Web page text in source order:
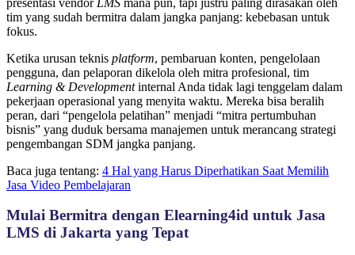
tim yang sudah bermitra dalam jangka panjang: kebebasan untuk
fokus.
Ketika urusan teknis platform, pembaruan konten, pengelolaan
pengguna, dan pelaporan dikelola oleh mitra profesional, tim
Learning & Developmentinternal Anda tidak lagi tenggelam dalam
pekerjaan operasional yang menyita waktu. Mereka bisa beralih
peran, dari “pengelola pelatihan” menjadi “mitra pertumbuhan
bisnis” yang duduk bersama manajemen untuk merancang strategi
pengembangan SDM jangka panjang.
Baca juga tentang: 4 Hal yang Harus Diperhatikan Saat Memilih
Jasa Video Pembelajaran
Mulai Bermitra dengan Elearning4id untuk Jasa
LMS di Jakarta yang Tepat